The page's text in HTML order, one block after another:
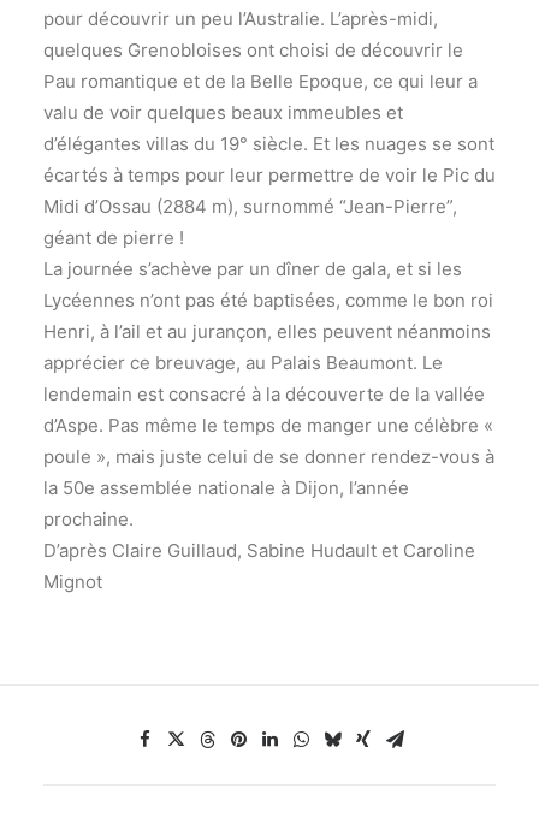
pour découvrir un peu l’Australie. L’après-midi,
quelques Grenobloises ont choisi de découvrir le
Pau romantique et de la Belle Epoque, ce qui leur a
valu de voir quelques beaux immeubles et
d’élégantes villas du 19° siècle. Et les nuages se sont
écartés à temps pour leur permettre de voir le Pic du
Midi d’Ossau (2884 m), surnommé “Jean-Pierre”,
géant de pierre !
La journée s’achève par un dîner de gala, et si les
Lycéennes n’ont pas été baptisées, comme le bon roi
Henri, à l’ail et au jurançon, elles peuvent néanmoins
apprécier ce breuvage, au Palais Beaumont. Le
lendemain est consacré à la découverte de la vallée
d’Aspe. Pas même le temps de manger une célèbre «
poule », mais juste celui de se donner rendez-vous à
la 50e assemblée nationale à Dijon, l’année
prochaine.
D’après Claire Guillaud, Sabine Hudault et Caroline
Mignot